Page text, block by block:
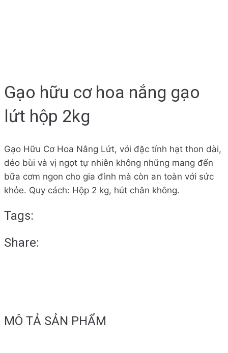
Gạo hữu cơ hoa nắng gạo
lứt hộp 2kg
Gạo Hữu Cơ Hoa Nắng Lứt, với đặc tính hạt thon dài,
dẻo bùi và vị ngọt tự nhiên không những mang đến
bữa cơm ngon cho gia đình mà còn an toàn với sức
khỏe. Quy cách: Hộp 2 kg, hút chân không.
Tags:
Share:
MÔ TẢ SẢN PHẨM